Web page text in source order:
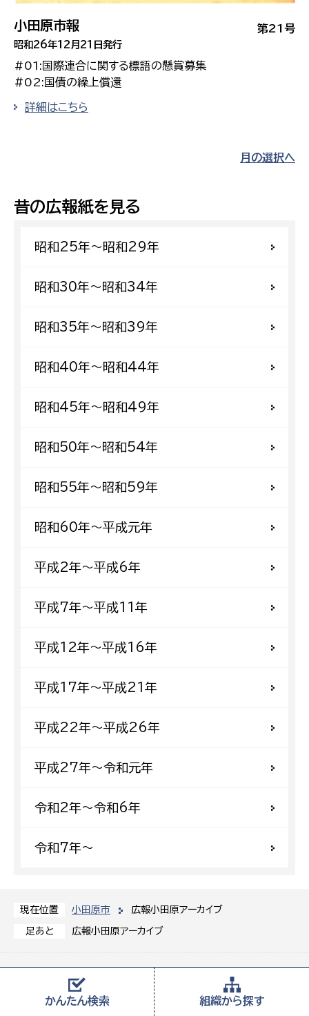
かんたん検索 組織から探す
現在位置 小田原市 広報小田原アーカイブ
足あと 広報小田原アーカイブ
昔の広報紙を見る
昭和25年〜昭和29年
昭和30年〜昭和34年
昭和35年〜昭和39年
昭和40年〜昭和44年
昭和45年〜昭和49年
昭和50年〜昭和54年
昭和55年〜昭和59年
昭和60年〜平成元年
平成2年〜平成6年
平成7年〜平成11年
平成12年〜平成16年
平成17年〜平成21年
平成22年〜平成26年
平成27年〜令和元年
令和2年〜令和6年
令和7年〜
第21号
小田原市報
昭和26年12月21日発行
#01:国際連合に関する標語の懸賞募集
#02:国債の繰上償還
詳細はこちら
月の選択へ
〒250-8555 神奈川県小田原市荻窪300番地